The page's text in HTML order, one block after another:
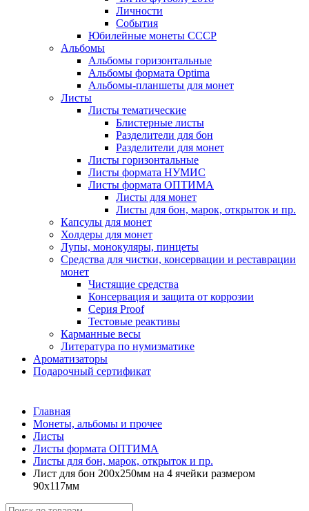
Личности
События
Юбилейные монеты СССР
Альбомы
Альбомы горизонтальные
Альбомы формата Optima
Альбомы-планшеты для монет
Листы
Листы тематические
Блистерные листы
Разделители для бон
Разделители для монет
Листы горизонтальные
Листы формата НУМИС
Листы формата ОПТИМА
Листы для монет
Листы для бон, марок, открыток и пр.
Капсулы для монет
Холдеры для монет
Лупы, монокуляры, пинцеты
Средства для чистки, консервации и реставрации
монет
Чистящие средства
Консервация и защита от коррозии
Серия Proof
Тестовые реактивы
Карманные весы
Литература по нумизматике
Ароматизаторы
Подарочный сертификат
Главная
Монеты, альбомы и прочее
Листы
Листы формата ОПТИМА
Листы для бон, марок, открыток и пр.
Лист для бон 200х250мм на 4 ячейки размером
90х117мм